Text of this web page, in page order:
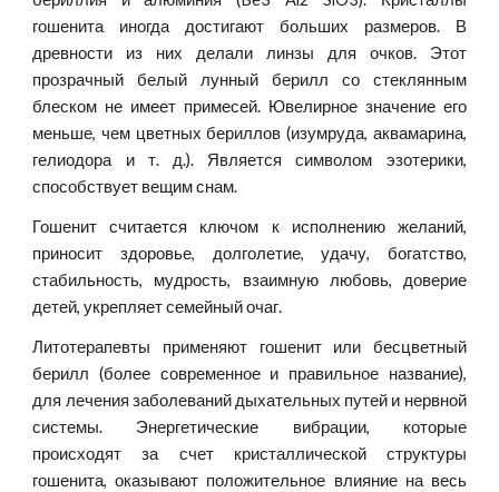
гошенита иногда достигают больших размеров. В
древности из них делали линзы для очков. Этот
прозрачный белый лунный берилл со стеклянным
блеском не имеет примесей. Ювелирное значение его
меньше, чем цветных бериллов (изумруда, аквамарина,
гелиодора и т. д.). Является символом эзотерики,
способствует вещим снам.
Гошенит считается ключом к исполнению желаний,
приносит здоровье, долголетие, удачу, богатство,
стабильность, мудрость, взаимную любовь, доверие
детей, укрепляет семейный очаг.
Литотерапевты применяют гошенит или бесцветный
берилл (более современное и правильное название),
для лечения заболеваний дыхательных путей и нервной
системы. Энергетические вибрации, которые
происходят за счет кристаллической структуры
гошенита, оказывают положительное влияние на весь